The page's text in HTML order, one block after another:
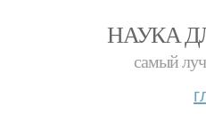
НАУКА
самый